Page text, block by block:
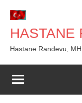
geç
HASTANE
Hastane Randevu,